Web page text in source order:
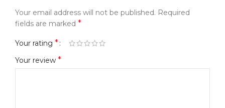
Your email address will not be published. Required
fields are marked *
Your rating *
Your review *